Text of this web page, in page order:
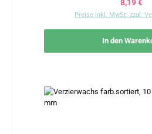
8,19 €
Preise inkl. MwSt. zzgl.
In den